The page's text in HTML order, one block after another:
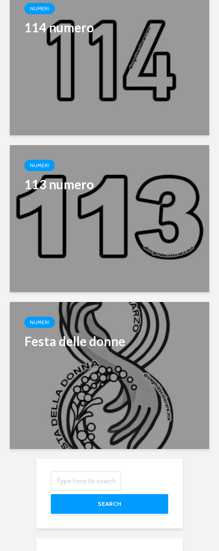
NUMERI
114 numero
NUMERI
113 numero
NUMERI
Festa delle donne
SEARCH